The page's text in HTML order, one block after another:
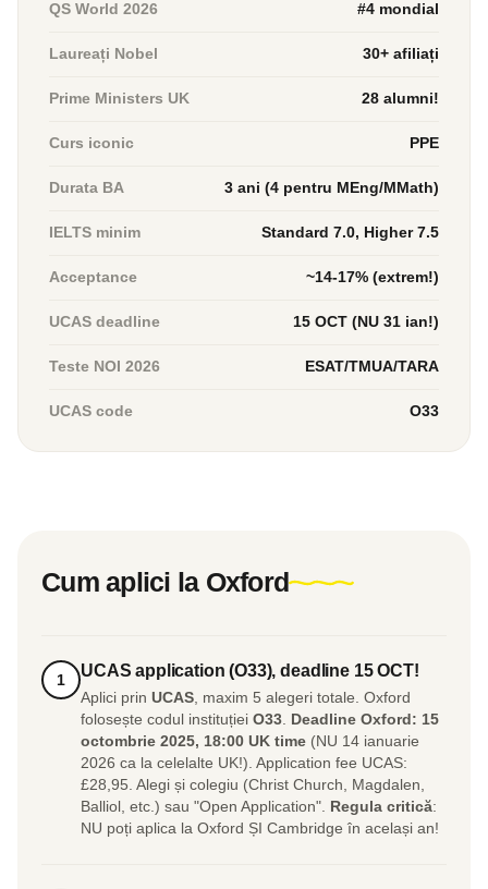
QS World 2026 #4 mondial
Laureați Nobel 30+ afiliați
Prime Ministers UK 28 alumni!
Curs iconic PPE
Durata BA 3 ani (4 pentru MEng/MMath)
IELTS minim Standard 7.0, Higher 7.5
Acceptance ~14-17% (extrem!)
UCAS deadline 15 OCT (NU 31 ian!)
Teste NOI 2026 ESAT/TMUA/TARA
UCAS code O33
Cum aplici la Oxford
1 UCAS application (O33), deadline 15 OCT!
Aplici prin UCAS, maxim 5 alegeri totale. Oxford
folosește codul instituției O33. Deadline Oxford: 15
octombrie 2025, 18:00 UK time (NU 14 ianuarie
2026 ca la celelalte UK!). Application fee UCAS:
£28,95. Alegi și colegiu (Christ Church, Magdalen,
Balliol, etc.) sau "Open Application". Regula critică:
NU poți aplica la Oxford ȘI Cambridge în același an!